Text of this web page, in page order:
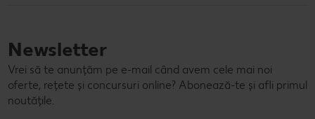
Newsletter
Vrei să te anunțăm pe e-mail când avem cele mai noi
oferte, rețete și concursuri online? Abonează-te și afli primul
noutățile.